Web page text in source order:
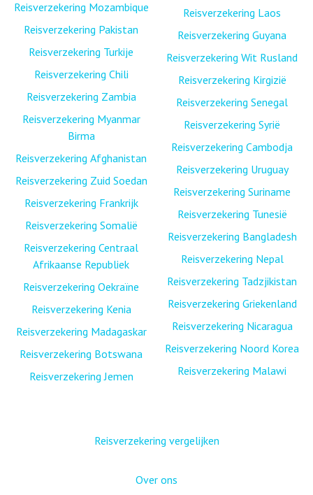
Reisverzekering Mozambique
Reisverzekering Pakistan
Reisverzekering Turkije
Reisverzekering Chili
Reisverzekering Zambia
Reisverzekering Myanmar
Birma
Reisverzekering Afghanistan
Reisverzekering Zuid Soedan
Reisverzekering Frankrijk
Reisverzekering Somalië
Reisverzekering Centraal
Afrikaanse Republiek
Reisverzekering Oekraïne
Reisverzekering Kenia
Reisverzekering Madagaskar
Reisverzekering Botswana
Reisverzekering Jemen
Reisverzekering Laos
Reisverzekering Guyana
Reisverzekering Wit Rusland
Reisverzekering Kirgizië
Reisverzekering Senegal
Reisverzekering Syrië
Reisverzekering Cambodja
Reisverzekering Uruguay
Reisverzekering Suriname
Reisverzekering Tunesië
Reisverzekering Bangladesh
Reisverzekering Nepal
Reisverzekering Tadzjikistan
Reisverzekering Griekenland
Reisverzekering Nicaragua
Reisverzekering Noord Korea
Reisverzekering Malawi
Reisverzekering vergelijken
Over ons